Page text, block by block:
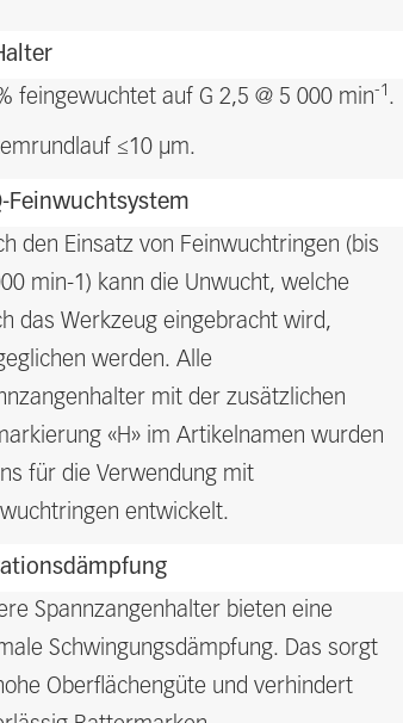
feingewuchtet auf G 2,5 @ 5 000 min-1 .
≤10 μm.
Feinwuchtsystem
den Einsatz von Feinwuchtringen (bis
min-1) kann die Unwucht, welche
das Werkzeug eingebracht wird,
werden. Alle
mit der zusätzlichen
«H» im Artikelnamen wurden
für die Verwendung mit
entwickelt.
Spannzangenhalter bieten eine
Schwingungsdämpfung. Das sorgt
Oberflächengüte und verhindert